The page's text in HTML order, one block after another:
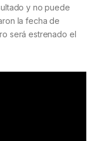
y no puede
la fecha de
será estrenado el